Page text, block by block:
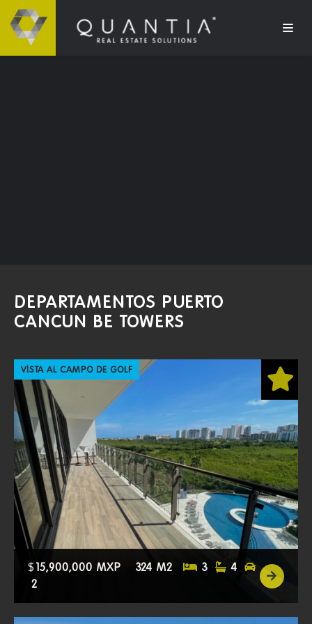
DEPARTAMENTOS PUERTO
CANCUN BE TOWERS
VISTA AL CAMPO DE GOLF
$15,900,000 MXP 324 M2 3
4
2